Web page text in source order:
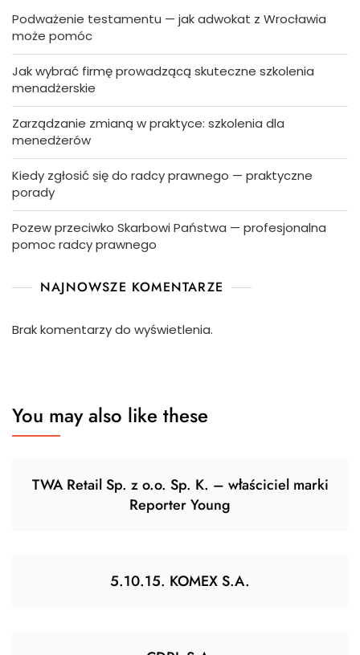
Podważenie testamentu — jak adwokat z Wrocławia
może pomóc
Jak wybrać firmę prowadzącą skuteczne szkolenia
menadżerskie
Zarządzanie zmianą w praktyce: szkolenia dla
menedżerów
Kiedy zgłosić się do radcy prawnego — praktyczne
porady
Pozew przeciwko Skarbowi Państwa — profesjonalna
pomoc radcy prawnego
NAJNOWSZE KOMENTARZE
Brak komentarzy do wyświetlenia.
You may also like these
TWA Retail Sp. z o.o. Sp. K. – właściciel marki
Reporter Young
5.10.15. KOMEX S.A.